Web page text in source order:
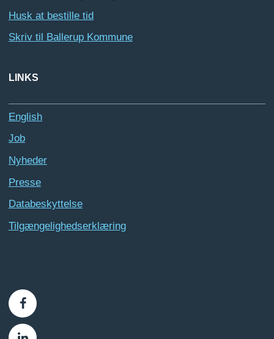
Husk at bestille tid
Skriv til Ballerup Kommune
LINKS
English
Job
Nyheder
Presse
Databeskyttelse
Tilgængelighedserklæring